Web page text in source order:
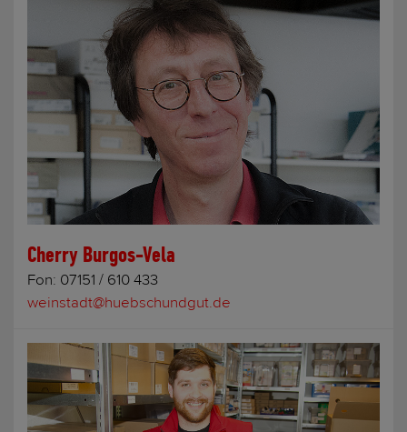
Cherry Burgos-Vela
Fon: 07151 / 610 433
weinstadt@huebschundgut.de